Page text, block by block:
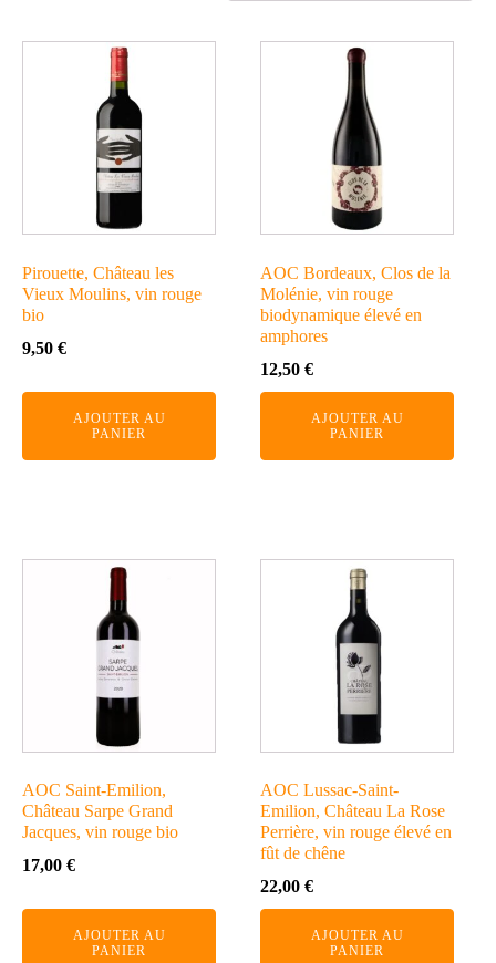
Pirouette, Château les
Vieux Moulins, vin rouge
bio
9,50 €
AJOUTER AU
PANIER
AOC Bordeaux, Clos de la
Molénie, vin rouge
biodynamique élevé en
amphores
12,50€
AJOUTER AU
PANIER
AOC Saint-Emilion,
Château Sarpe Grand
Jacques, vin rouge bio
17,00 €
AJOUTER AU
PANIER
AOC Lussac-Saint-
Emilion, Château La Rose
Perrière, vin rouge élevé en
fût de chêne
22,00€
AJOUTER AU
PANIER